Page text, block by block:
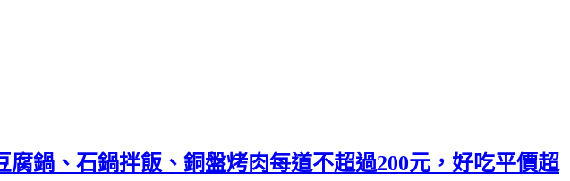
鍋、石鍋拌飯、銅盤烤肉每道不超過200元，好吃平價超